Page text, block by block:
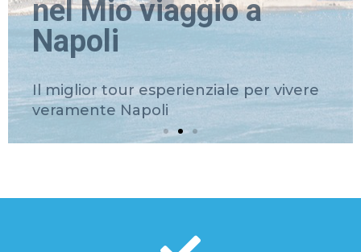
veramente Napoli
SCOPRI DI PIÙ